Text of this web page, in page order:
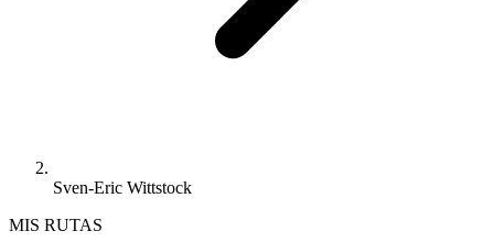
Sven-Eric Wittstock
MIS RUTAS